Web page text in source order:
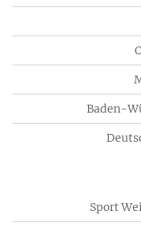
Baden-
Sport